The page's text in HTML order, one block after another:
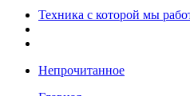
Техника с которой мы
Непрочитанное